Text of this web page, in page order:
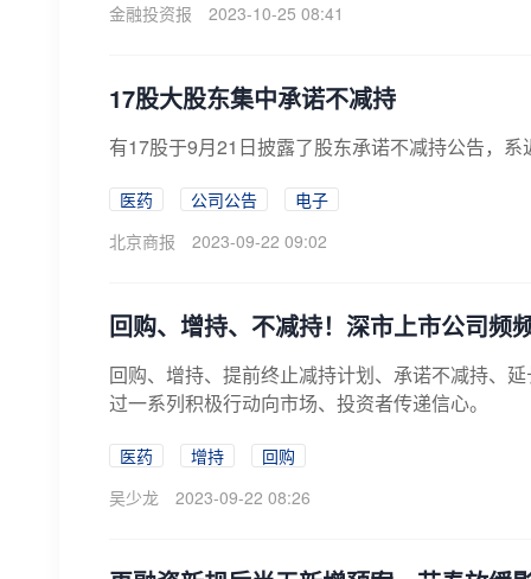
金融投资报
2023-10-25 08:41
17股大股东集中承诺不减持
有17股于9月21日披露了股东承诺不减持公告，
医药 公司公告
电子
北京商报
2023-09-22 09:02
回购、增持、不减持！深市上市公司频
回购、增持、提前终止减持计划、承诺不减持、
过一系列积极行动向市场、投资者传递信心。
医药 增持
回购
吴少龙
2023-09-22 08:26